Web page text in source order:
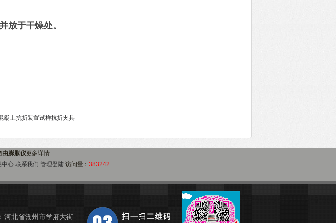
放于干燥处。
凝土抗折装置试样抗折夹具
由膨胀仪更多详情
中心 联系我们 管理登陆 访问量： 383242
河北省沧州市学府大街